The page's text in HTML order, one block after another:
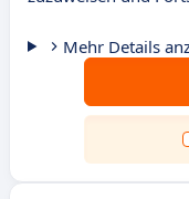
Mehr Details